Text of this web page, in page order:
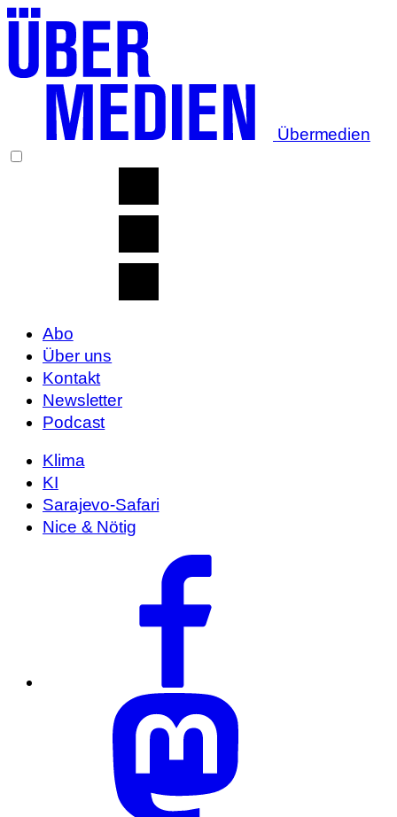
Übermedien
Abo
Über uns
Kontakt
Newsletter
Podcast
Klima
KI
Sarajevo-Safari
Nice & Nötig